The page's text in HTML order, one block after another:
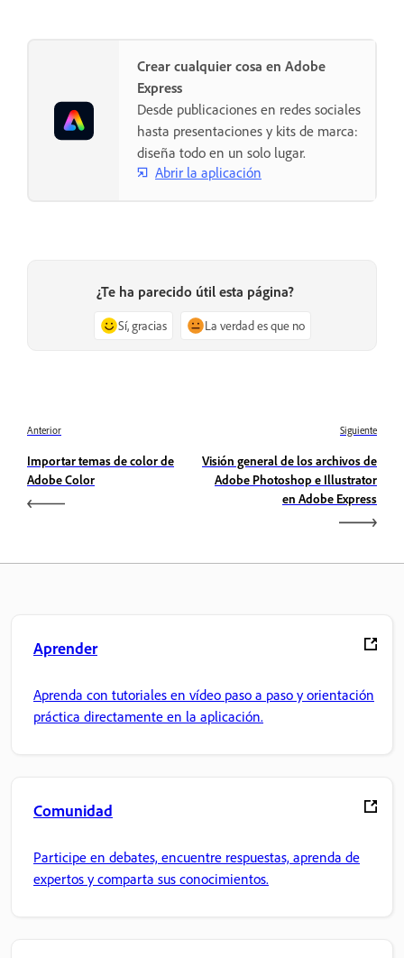
Crear cualquier cosa en Adobe
Express
Desde publicaciones en redes sociales
hasta presentaciones y kits de marca:
diseña todo en un solo lugar.
Abrir la aplicación
¿Te ha parecido útil esta página?
Sí, gracias La verdad es que no
Anterior
Importar temas de color de
Adobe Color
Siguiente
Visión general de los archivos de
Adobe Photoshop e Illustrator
en Adobe Express
Aprender
Aprenda con tutoriales en vídeo paso a paso y orientación
práctica directamente en la aplicación.
Comunidad
Participe en debates, encuentre respuestas, aprenda de
expertos y comparta sus conocimientos.